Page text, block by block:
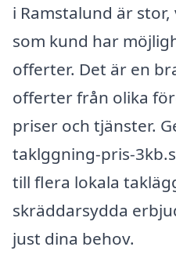
i Ramstalund är
som kund har
offerter. Det är en
offerter från olika
priser och tjänster.
taklggning-pris-
till flera lokala
skräddarsydda
just dina behov.